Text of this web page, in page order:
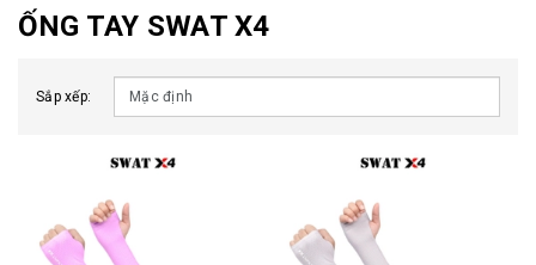
ỐNG TAY SWAT X4
Sắp xếp: